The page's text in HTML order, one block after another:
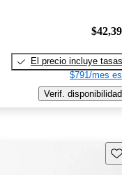
El precio incluye tasas
$791/mes
Verif. disponibilidad